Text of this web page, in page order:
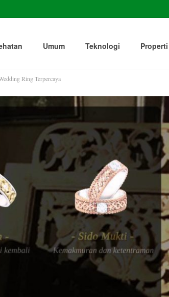
Umum Teknologi Properti
Ring Terpercaya